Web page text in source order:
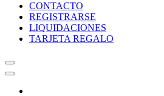
CONTACTO
REGISTRARSE
LIQUIDACIONES
TARJETA REGALO